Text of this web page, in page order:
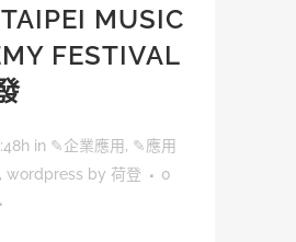
MUSIC
FESTIVAL
in ✎企業應用, ✎應用
, wordpress by 荷登
0